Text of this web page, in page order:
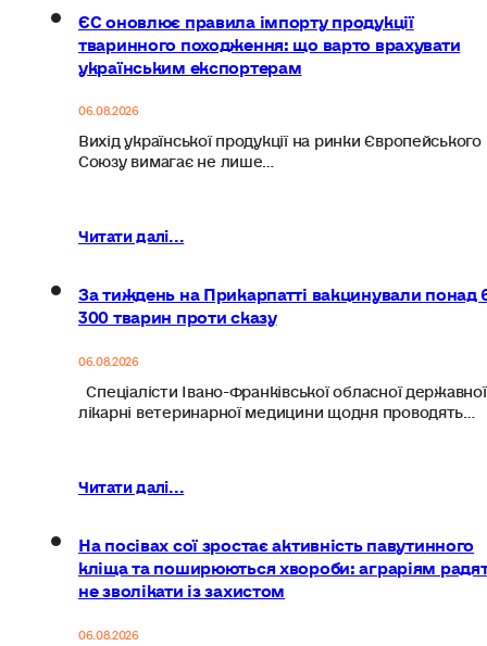
ЄС оновлює правила імпорту продукції
тваринного походження: що варто врахувати
українським експортерам
06.08.2026
Вихід української продукції на ринки Європейського
Союзу вимагає не лише…
Читати далі...
За тиждень на Прикарпатті вакцинували понад
300 тварин проти сказу
06.08.2026
Спеціалісти Івано-Франківської обласної державної
лікарні ветеринарної медицини щодня проводять…
Читати далі...
На посівах сої зростає активність павутинного
кліща та поширюються хвороби: аграріям
не зволікати із захистом
06.08.2026